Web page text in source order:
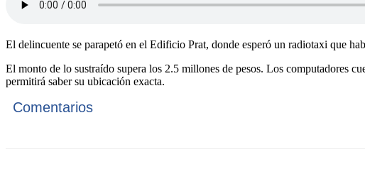
El delincuente se parapetó en el Edificio Prat, donde esperó un radiotaxi que
El monto de lo sustraído supera los 2.5 millones de pesos. Los computadores
permitirá saber su ubicación exacta.
Comentarios